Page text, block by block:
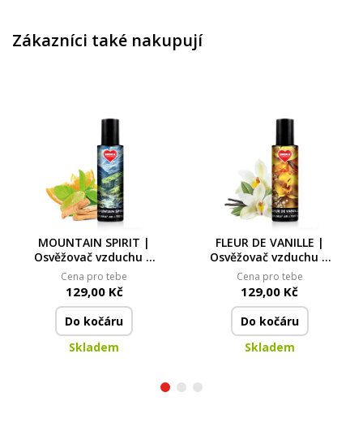
Zákazníci také nakupují
MOUNTAIN SPIRIT |
Osvěžovač vzduchu &
textilií | luxusní
parfémový sprej |
250 ml
Cena pro tebe
129,00 Kč
Do kočáru
Skladem
FLEUR DE VANILLE |
Osvěžovač vzduchu &
textilií | luxusní
parfémový sprej |
250 ml
Cena pro tebe
129,00 Kč
Do kočáru
Skladem